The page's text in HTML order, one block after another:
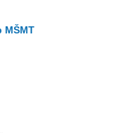
MŠMT